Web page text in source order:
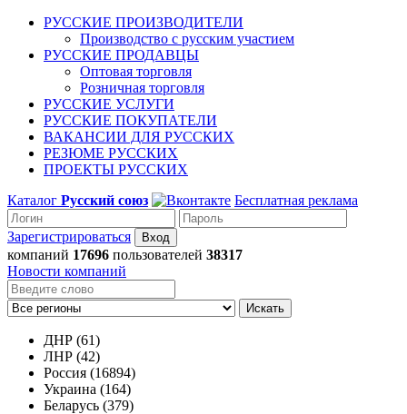
РУССКИЕ ПРОИЗВОДИТЕЛИ
Производство с русским участием
РУССКИЕ ПРОДАВЦЫ
Оптовая торговля
Розничная торговля
РУССКИЕ УСЛУГИ
РУССКИЕ ПОКУПАТЕЛИ
ВАКАНСИИ ДЛЯ РУССКИХ
РЕЗЮМЕ РУССКИХ
ПРОЕКТЫ РУССКИХ
Каталог Русский союз Бесплатная реклама
Зарегистрироваться
компаний 17696 пользователей 38317
Новости компаний
Искать
ДНР (61)
ЛНР (42)
Россия (16894)
Украина (164)
Беларусь (379)